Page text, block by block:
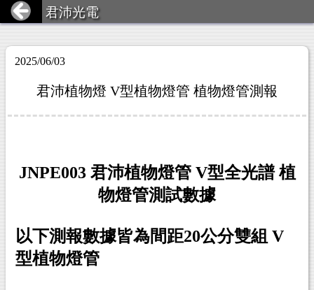
君沛光電
2025/06/03
君沛植物燈 V型植物燈管 植物燈管測報
JNPE003 君沛植物燈管 V型全光譜 植
物燈管測試數據
以下測報數據皆為間距20公分雙組 V
型植物燈管